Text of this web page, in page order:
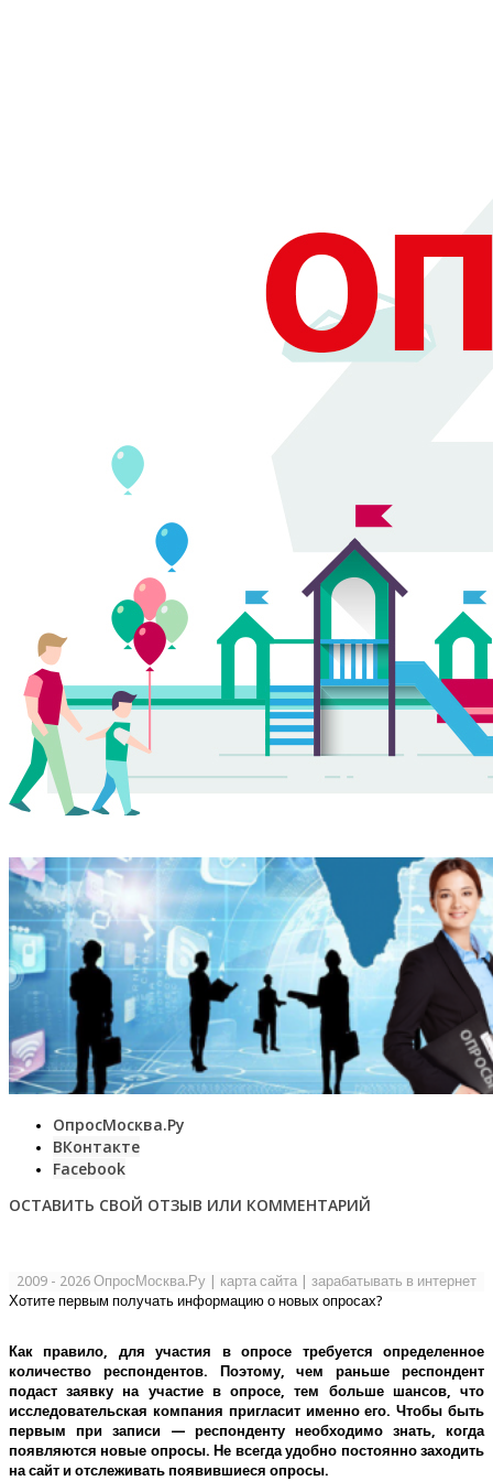
ОпросМосква.Ру
ВКонтакте
Facebook
ОСТАВИТЬ СВОЙ ОТЗЫВ ИЛИ КОММЕНТАРИЙ
2009 - 2026 ОпросМосква.Ру карта сайта
зарабатывать в интернет
Хотите первым получать информацию о новых опросах?
Как правило, для участия в опросе требуется определенное
количество респондентов. Поэтому, чем раньше респондент
подаст заявку на участие в опросе, тем больше шансов, что
исследовательская компания пригласит именно его.Чтобы быть
первым при записи — респонденту необходимо знать, когда
появляются новые опросы. Не всегда удобно постоянно заходить
на сайт и отслеживать появившиеся опросы.